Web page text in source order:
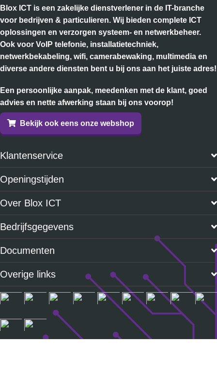
Blox ICT is een zakelijke dienstverlener in de IT-branche
voor bedrijven & particulieren. Wij bieden complete ICT
oplossingen en verzorgen systeem- en netwerkbeheer.
Ook voor VoIP telefonie, installatietechniek,
netwerkbekabeling, wifi, camerabewaking, multimedia en
diverse andere diensten bent u bij ons aan het juiste adres!
Een persoonlijke aanpak, meedenken met de klant, goed
advies en nette afwerking staan bij ons voorop!
Bekijk ook eens onze webshop
Klantenservice
Openingstijden
Over Blox ICT
Bedrijfsgegevens
Documenten
Overige links